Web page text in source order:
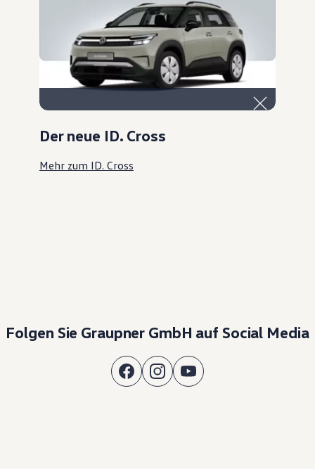
Der neue ID. Cross
Mehr zum ID. Cross
Folgen Sie Graupner GmbH auf Social Media